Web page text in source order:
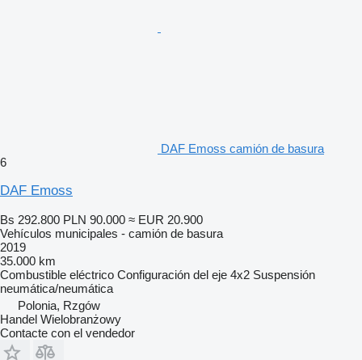
DAF Emoss camión de basura
6
DAF Emoss
Bs 292.800 PLN 90.000 ≈ EUR 20.900
Vehículos municipales - camión de basura
2019
35.000 km
Combustible eléctrico Configuración del eje 4x2 Suspensión
neumática/neumática
Polonia, Rzgów
Handel Wielobranżowy
Contacte con el vendedor